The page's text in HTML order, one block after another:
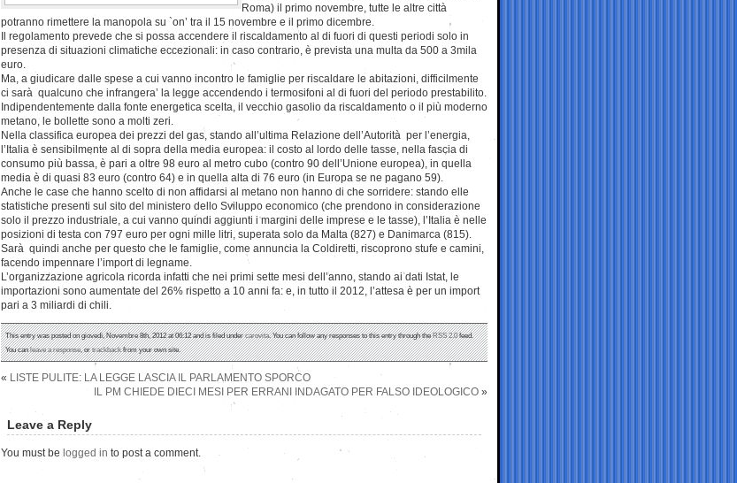
Roma) il primo novembre, tutte le altre città
potranno rimettere la manopola su `on’ tra il 15 novembre e il primo dicembre.
Il regolamento prevede che si possa accendere il riscaldamento al di fuori di questi periodi solo in
presenza di situazioni climatiche eccezionali: in caso contrario, è prevista una multa da 500 a 3mila
euro.
Ma, a giudicare dalle spese a cui vanno incontro le famiglie per riscaldare le abitazioni, difficilmente
ci sarà qualcuno che infrangera’ la legge accendendo i termosifoni al di fuori del periodo prestabilito.
Indipendentemente dalla fonte energetica scelta, il vecchio gasolio da riscaldamento o il più moderno
metano, le bollette sono a molti zeri.
Nella classifica europea dei prezzi del gas, stando all’ultima Relazione dell’Autorità per l’energia,
l’Italia è sensibilmente al di sopra della media europea: il costo al lordo delle tasse, nella fascia di
consumo più bassa, è pari a oltre 98 euro al metro cubo (contro 90 dell’Unione europea), in quella
media è di quasi 83 euro (contro 64) e in quella alta di 76 euro (in Europa se ne pagano 59).
Anche le case che hanno scelto di non affidarsi al metano non hanno di che sorridere: stando elle
statistiche presenti sul sito del ministero dello Sviluppo economico (che prendono in considerazione
solo il prezzo industriale, a cui vanno quindi aggiunti i margini delle imprese e le tasse), l’Italia è nelle
posizioni di testa con 797 euro per ogni mille litri, superata solo da Malta (827) e Danimarca (815).
Sarà quindi anche per questo che le famiglie, come annuncia la Coldiretti, riscoprono stufe e camini,
facendo impennare l’import di legname.
L’organizzazione agricola ricorda infatti che nei primi sette mesi dell’anno, stando ai dati Istat, le
importazioni sono aumentate del 26% rispetto a 10 anni fa: e, in tutto il 2012, l’attesa è per un import
pari a 3 miliardi di chili.
This entry was posted on giovedì, Novembre 8th, 2012 at 06:12 and is filed undercarovita. You can follow any responses to this entry through theRSS 2.0feed.
You canleave a response, ortrackbackfrom your own site.
« LISTE PULITE: LA LEGGE LASCIA IL PARLAMENTO SPORCO
IL PM CHIEDE DIECI MESI PER ERRANI INDAGATO PER FALSO IDEOLOGICO »
Leave a Reply
You must be logged in to post a comment.